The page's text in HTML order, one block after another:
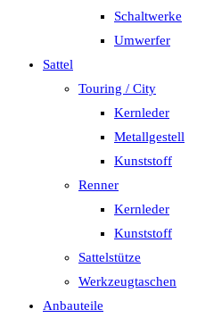
Schaltwerke
Umwerfer
Sattel
Touring / City
Kernleder
Metallgestell
Kunststoff
Renner
Kernleder
Kunststoff
Sattelstütze
Werkzeugtaschen
Anbauteile